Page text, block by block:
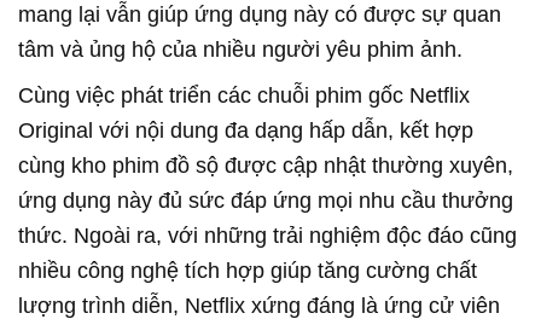
mang lại vẫn giúp ứng dụng này có được sự quan
tâm và ủng hộ của nhiều người yêu phim ảnh.
Cùng việc phát triển các chuỗi phim gốc Netflix
Original với nội dung đa dạng hấp dẫn, kết hợp
cùng kho phim đồ sộ được cập nhật thường xuyên,
ứng dụng này đủ sức đáp ứng mọi nhu cầu thưởng
thức. Ngoài ra, với những trải nghiệm độc đáo cũng
nhiều công nghệ tích hợp giúp tăng cường chất
lượng trình diễn, Netflix xứng đáng là ứng cử viên